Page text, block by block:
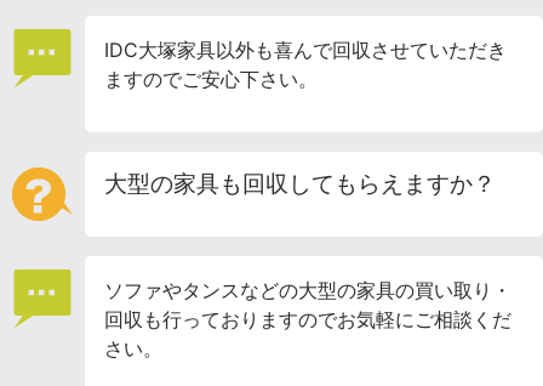
IDC大塚家具以外も喜んで回収させていただき
ますのでご安心下さい。
大型の家具も回収してもらえますか？
ソファやタンスなどの大型の家具の買い取り・
回収も行っておりますのでお気軽にご相談くだ
さい。